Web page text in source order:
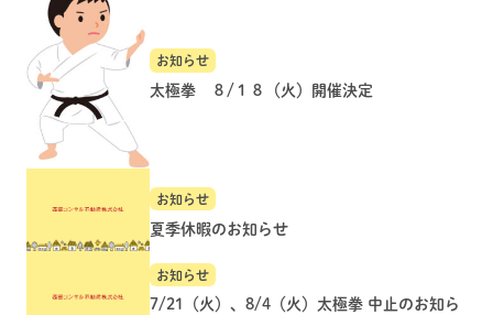
お知らせ
太極拳 ８/１８（火）開催決定
お知らせ
夏季休暇のお知らせ
お知らせ
7/21（火）、8/4（火）太極拳 中止のお知ら